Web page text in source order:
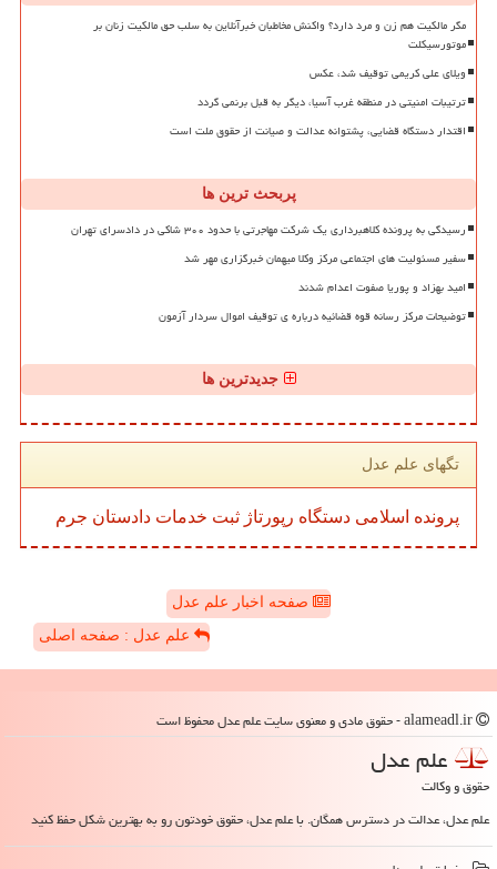
مگر مالکیت هم زن و مرد دارد؟ واکنش مخاطبان خبرآنلاین به سلب حق مالکیت زنان بر
موتورسیکلت
ویلای علی کریمی توقیف شد، عکس
ترتیبات امنیتی در منطقه غرب آسیا، دیگر به قبل برنمی گردد
اقتدار دستگاه قضایی، پشتوانه عدالت و صیانت از حقوق ملت است
پربحث ترین ها
رسیدگی به پرونده کلاهبرداری یک شرکت مهاجرتی با حدود ۳۰۰ شاکی در دادسرای تهران
سفیر مسئولیت های اجتماعی مرکز وکلا میهمان خبرگزاری مهر شد
امید بهزاد و پوریا صفوت اعدام شدند
توضیحات مرکز رسانه قوه قضائیه درباره ی توقیف اموال سردار آزمون
جدیدترین ها
تگهای علم عدل
پرونده اسلامی دستگاه رپورتاژ ثبت خدمات دادستان جرم
صفحه اخبار علم عدل
علم عدل : صفحه اصلی
علم عدل
حقوق و وکالت
علم عدل، عدالت در دسترس همگان. با علم عدل، حقوق خودتون رو به بهترین شکل حفظ کنید